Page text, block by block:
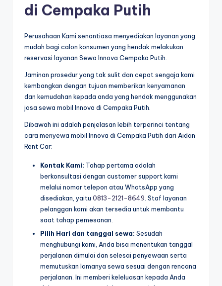
di Cempaka Putih
Perusahaan Kami senantiasa menyediakan layanan yang
mudah bagi calon konsumen yang hendak melakukan
reservasi layanan Sewa Innova Cempaka Putih.
Jaminan prosedur yang tak sulit dan cepat sengaja kami
kembangkan dengan tujuan memberikan kenyamanan
dan kemudahan kepada anda yang hendak menggunakan
jasa sewa mobil Innova di Cempaka Putih.
Dibawah ini adalah penjelasan lebih terperinci tentang
cara menyewa mobil Innova di Cempaka Putih dari Aidan
Rent Car:
Kontak Kami: Tahap pertama adalah
berkonsultasi dengan customer support kami
melalui nomor telepon atau WhatsApp yang
disediakan, yaitu 0813-2121-8649 . Staf layanan
pelanggan kami akan tersedia untuk membantu
saat tahap pemesanan.
Pilih Hari dan tanggal sewa: Sesudah
menghubungi kami, Anda bisa menentukan tanggal
perjalanan dimulai dan selesai penyewaan serta
memutuskan lamanya sewa sesuai dengan rencana
perjalanan. Ini memberi keleluasan kepada Anda